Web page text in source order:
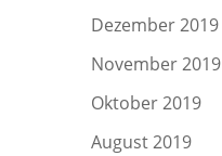
Dezember 2019
November 2019
Oktober 2019
August 2019